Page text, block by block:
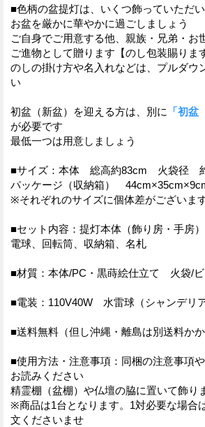
■色柄の盆提灯は、いくつ飾っていただ
お盆を厳かに華やかに過ごしましょう
ご自身でご用意する他、親族・兄弟・お
ご進物として贈ります【のし包装賜りま
のしの掛け方や名入れなどは、プルダウ
い
初盆（新盆）を迎える方は、別に
「初盆
が必要です
最低一つは用意しましょう
■サイズ：本体 総高約83cm 火袋径
パッケージ（収納箱）
※それぞれのサイズに個体差がございま
■セット内容：提灯本体（飾り房・手房）
電球、回転筒、収納箱、名札
■材質：本体/PC・黒蒔絵仕立て 火袋/
■電装：110V40W 水雷球（シャンデリア
■送料無料（但し沖縄・離島は別送料かか
■使用方法・注意事項：同梱の注意事項
お読みください
精霊棚（盆棚）や仏壇の脇に置いて飾り
※商品は1台となります。1対必要な場合
文くださいませ